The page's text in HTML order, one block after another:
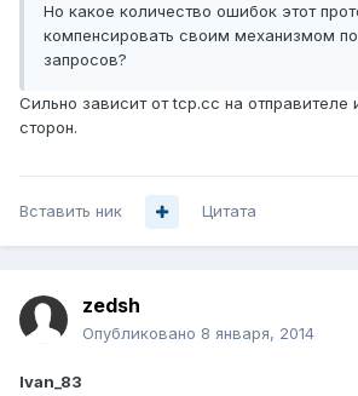
Но какое количество ошибок этот
компенсировать своим механизмом
запросов?
Сильно зависит от tcp.cc на отправителе
сторон.
Вставить ник Цитата
zedsh
Опубликовано 8 января, 2014
Ivan_83